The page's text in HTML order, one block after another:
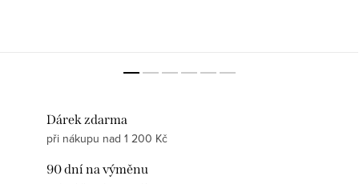
Dárek zdarma
při nákupu nad 1 200 Kč
90 dní na výměnu